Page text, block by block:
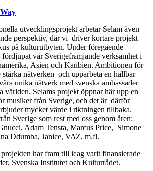
utvecklingsprojekt arbetar Selam även
perspektiv, där vi driver kortare projekt
på kulturutbyten. Under föregående
vår Sverigefrämjande verksamhet i
Asien och Karibien. Ambitionen för
stärka nätverken och upparbeta en hållbar
unika nätverk med svenska ambassader
världen. Selams projekt öppnar här upp en
musiker från Sverige, och det är därför
mycket värde i riktningen tillbaka.
Sverige som rest med oss genom åren:
Adam Tensta, Marcus Price, Simone
Ddumba, Janice, VAZ, m.fl.
har fram till idag varit finansierade
Svenska Institutet och Kulturrådet.